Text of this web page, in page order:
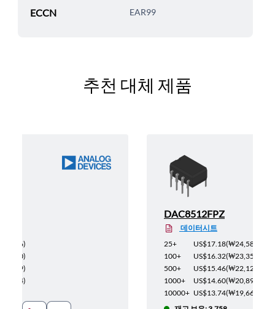
ECCN EAR99
추천 대체 제품
)
)
)
)
DAC8512FPZ
데이터시트
25+
US$17.18(₩24,583
100+
US$16.32(₩23,352
500+
US$15.46(₩22,122
1000+
US$14.60(₩20,891
10000+ US$13.74(₩19,661